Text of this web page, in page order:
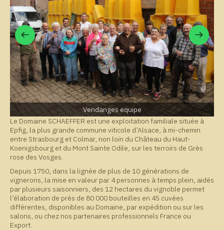
Vendanges equipe
Le Domaine SCHAEFFER est une exploitation familiale située à
Epfig, la plus grande commune viticole d’Alsace, à mi-chemin
entre Strasbourg et Colmar, non loin du Château du Haut-
Koenigsbourg et du Mont Sainte Odile, sur les terroirs de Grès
rose des Vosges.
Depuis 1750, dans la lignée de plus de 10 générations de
vignerons, la mise en valeur par 4 personnes à temps plein, aidés
par plusieurs saisonniers, des 12 hectares du vignoble permet
l’élaboration de près de 80 000 bouteilles en 45 cuvées
différentes, disponibles au Domaine, par expédition ou sur les
salons, ou chez nos partenaires professionnels France ou
Export.